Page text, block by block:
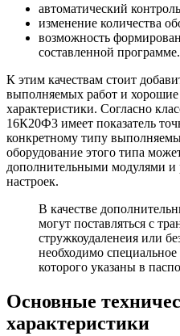
автоматический
изменение количества
возможность
составленной программе.
К этим качествам стоит
выполняемых работ и
характеристики. Согласно
16К20Ф3 имеет показатель
конкретному типу
оборудование этого типа
дополнительными модулями
настроек.
В качестве
могут поставляться с
стружкоудаленеия или
необходимо
которого указаны в
Основные
характеристики